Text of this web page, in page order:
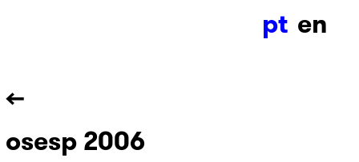
pt en
←
osesp 2006